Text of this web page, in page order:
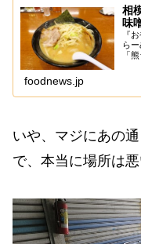
相
味
『
ら
「
行
foodnews.jp
いや、マジにあの
で、本当に場所は